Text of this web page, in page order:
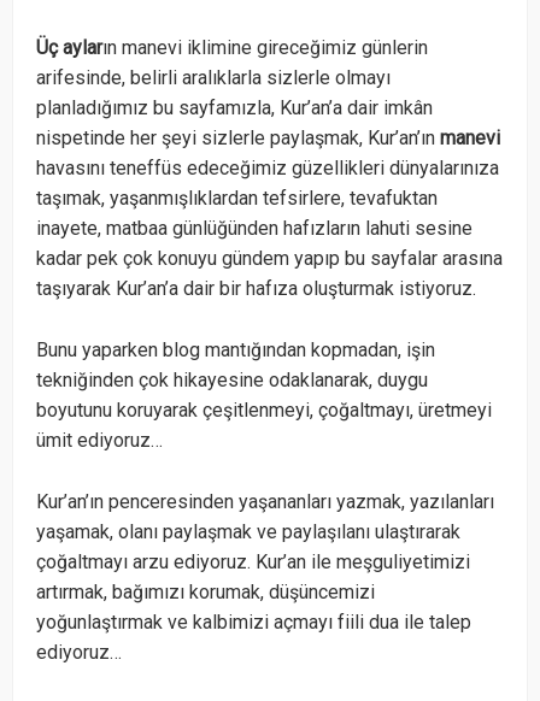
Üç ayların manevi iklimine gireceğimiz günlerin
arifesinde, belirli aralıklarla sizlerle olmayı
planladığımız bu sayfamızla, Kur’an’a dair imkân
nispetinde her şeyi sizlerle paylaşmak, Kur’an’ın manevi
havasını teneffüs edeceğimiz güzellikleri dünyalarınıza
taşımak, yaşanmışlıklardan tefsirlere, tevafuktan
inayete, matbaa günlüğünden hafızların lahuti sesine
kadar pek çok konuyu gündem yapıp bu sayfalar arasına
taşıyarak Kur’an’a dair bir hafıza oluşturmak istiyoruz.
Bunu yaparken blog mantığından kopmadan, işin
tekniğinden çok hikayesine odaklanarak, duygu
boyutunu koruyarak çeşitlenmeyi, çoğaltmayı, üretmeyi
ümit ediyoruz…
Kur’an’ın penceresinden yaşananları yazmak, yazılanları
yaşamak, olanı paylaşmak ve paylaşılanı ulaştırarak
çoğaltmayı arzu ediyoruz. Kur’an ile meşguliyetimizi
artırmak, bağımızı korumak, düşüncemizi
yoğunlaştırmak ve kalbimizi açmayı fiili dua ile talep
ediyoruz…